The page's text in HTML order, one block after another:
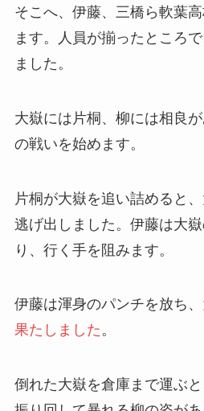
そこへ、伊藤、三橋ら軟葉
ます。人員が揃ったところ
ました。
大嶽には片桐、柳には相良
の戦いを始めます。
片桐が大嶽を追い詰めると
逃げ出しました。伊藤は大
り、行く手を阻みます。
伊藤は渾身のパンチを放ち、
果たしました。
倒れた大嶽を倉庫まで運ぶ